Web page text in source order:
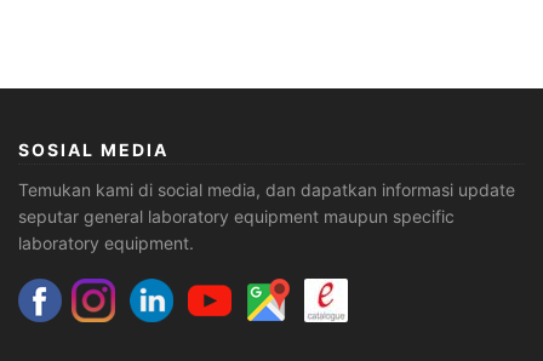
SOSIAL MEDIA
Temukan kami di social media, dan dapatkan informasi update
seputar general laboratory equipment maupun specific
laboratory equipment.